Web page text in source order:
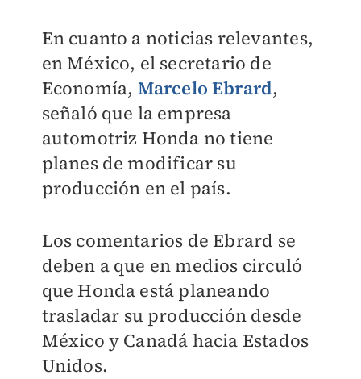
En cuanto a noticias relevantes,
en México, el secretario de
Economía, Marcelo Ebrard,
señaló que la empresa
automotriz Honda no tiene
planes de modificar su
producción en el país.
Los comentarios de Ebrard se
deben a que en medios circuló
que Honda está planeando
trasladar su producción desde
México y Canadá hacia Estados
Unidos.